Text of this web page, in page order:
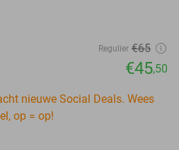
Regulier €65
€45,50
nieuwe Social Deals. Wees
op = op!